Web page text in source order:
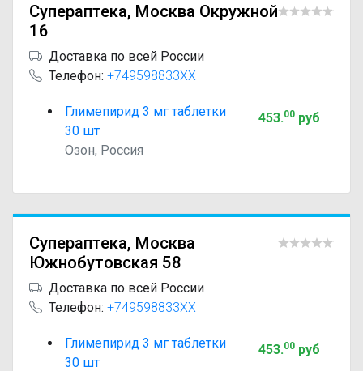
Супераптека, Москва Окружной
16
Доставка по всей России
Телефон: +749598833XX
Глимепирид 3 мг таблетки
30 шт
Озон, Россия
453.00руб
Супераптека, Москва
Южнобутовская 58
Доставка по всей России
Телефон: +749598833XX
Глимепирид 3 мг таблетки
30 шт
453.00руб